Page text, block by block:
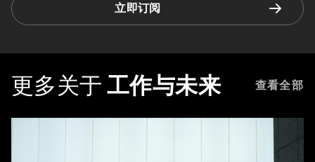
立即订阅
更多关于 工作与未来 查看全部